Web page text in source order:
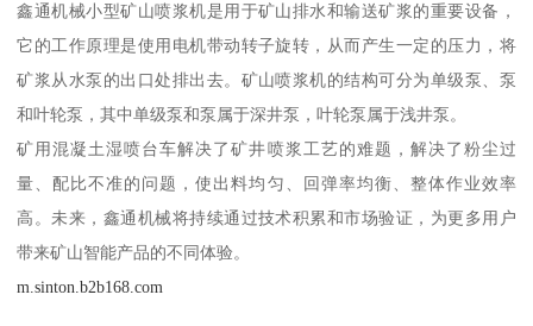
鑫通机械小型矿山喷浆机是用于矿山排水和输送矿浆的重要设备，
它的工作原理是使用电机带动转子旋转，从而产生一定的压力，将
矿浆从水泵的出口处排出去。矿山喷浆机的结构可分为单级泵、泵
和叶轮泵，其中单级泵和泵属于深井泵，叶轮泵属于浅井泵。
矿用混凝土湿喷台车解决了矿井喷浆工艺的难题，解决了粉尘过
量、配比不准的问题，使出料均匀、回弹率均衡、整体作业效率
高。未来，鑫通机械将持续通过技术积累和市场验证，为更多用户
带来矿山智能产品的不同体验。
m.sinton.b2b168.com